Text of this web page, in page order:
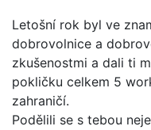
Letošní rok byl ve
dobrovolnice a
zkušenostmi a dali ti
pokličku celkem 5
zahraničí.
Podělili se s tebou